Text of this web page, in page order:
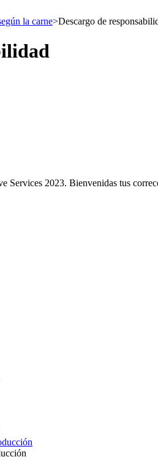
la carne>Descargo de
Services 2023. Bienvenidas tus